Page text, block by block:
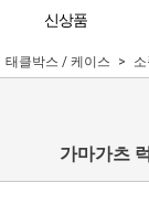
신상품
태클박스 / 케이스
가마가츠